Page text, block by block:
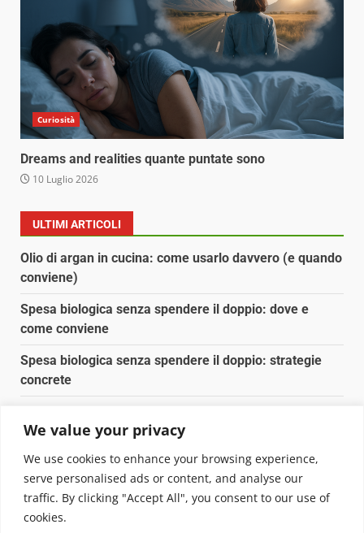
We value your privacy
We use cookies to enhance your browsing experience,
serve personalised ads or content, and analyse our
traffic. By clicking "Accept All", you consent to our use of
cookies.
Curiosità
Dreams and realities quante puntate sono
10 Luglio 2026
ULTIMI ARTICOLI
Olio di argan in cucina: come usarlo davvero (e quando
conviene)
Spesa biologica senza spendere il doppio: dove e
come conviene
Spesa biologica senza spendere il doppio: strategie
concrete
Pulizia naturale della casa: 3 ingredienti che
sostituiscono 10 prodotti chimici
Copyright © 2025 Biopianeta.it proprietà di Jws Media